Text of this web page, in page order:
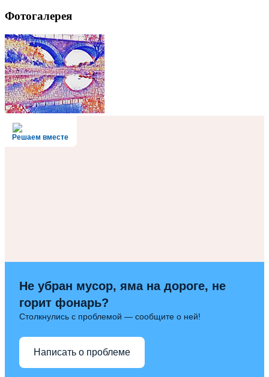
Фотогалерея
Решаем вместе
Не убран мусор, яма на дороге, не
горит фонарь?
Столкнулись с проблемой — сообщите о ней!
Написать о проблеме